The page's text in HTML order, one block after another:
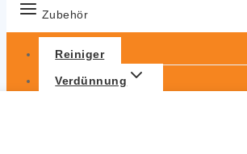
Zubehör
Reiniger
Verdünnung